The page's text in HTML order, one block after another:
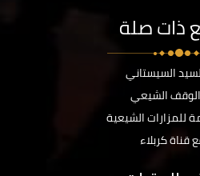
ذات صلة
السيستاني
الشيعي
للمزارات الشيعية
قناة كربلاء